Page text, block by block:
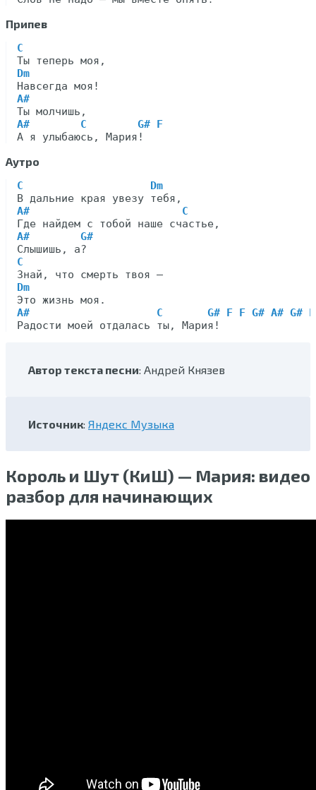
Припев
C
Dm
A#
A#        C        G# F
Аутро
C                    Dm
A#                        C
A#        G#
C
Dm
A#                    C       G# F F G# A# G# F
Автор текста песни: Андрей Князев
Источник: Яндекс Музыка
Король и Шут (КиШ) — Мария: видео
разбор для начинающих